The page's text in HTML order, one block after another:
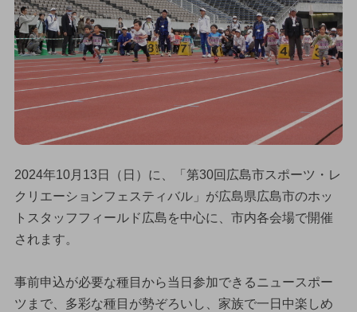
2024年10月13日（日）に、「第30回広島市スポーツ・レ
クリエーションフェスティバル」が広島県広島市のホッ
トスタッフフィールド広島を中心に、市内各会場で開催
されます。
事前申込が必要な種目から当日参加できるニュースポー
ツまで、多彩な種目が勢ぞろいし、家族で一日中楽しめ